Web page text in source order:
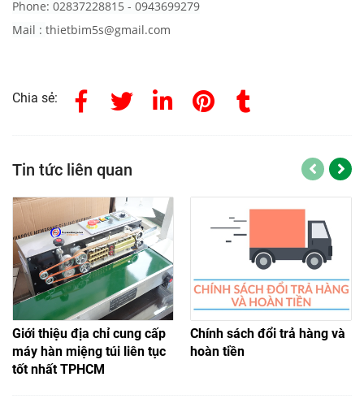
Phone: 02837228815 - 0943699279
Mail : thietbim5s@gmail.com
Chia sẻ:
Tin tức liên quan
Giới thiệu địa chỉ cung cấp
máy hàn miệng túi liên tục
tốt nhất TPHCM
Chính sách đổi trả hàng và
hoàn tiền